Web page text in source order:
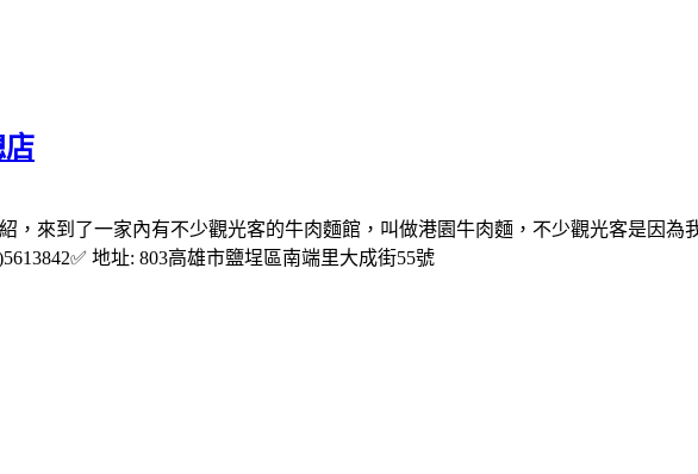
店
，來到了一家內有不少觀光客的牛肉麵館，叫做港園牛肉麵，不少觀光客是因為
地址: 803高雄市鹽埕區南端里大成街55號